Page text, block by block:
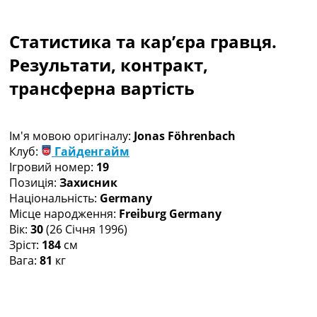
Чемпіонат Світу
Україна. Прем’єр-Ліга
Україна. Перша Ліга
Ліга Чемпіонів
Ще Турніри >>>
Таблиці
Чемпіонат Світу. Турнирні таблиці
Таблиця УПЛ
Перша Ліга
Таблиця АПЛ
Таблиця Ла Ліги
Таблиця Ліги Чемпіонів
Всі таблиці >>>
Статистика та кар’єра гравця.
Результати, контракт,
трансферна вартість
Ім'я мовою оригіналу: Jonas Föhrenbach
Клуб:
Гайденгайм
Ігровий номер: 19
Позиція: Захисник
Національність: Germany
Місце народження: Freiburg Germany
Вік: 30(26 Січня 1996)
Зріст: 184 см
Вага: 81 кг